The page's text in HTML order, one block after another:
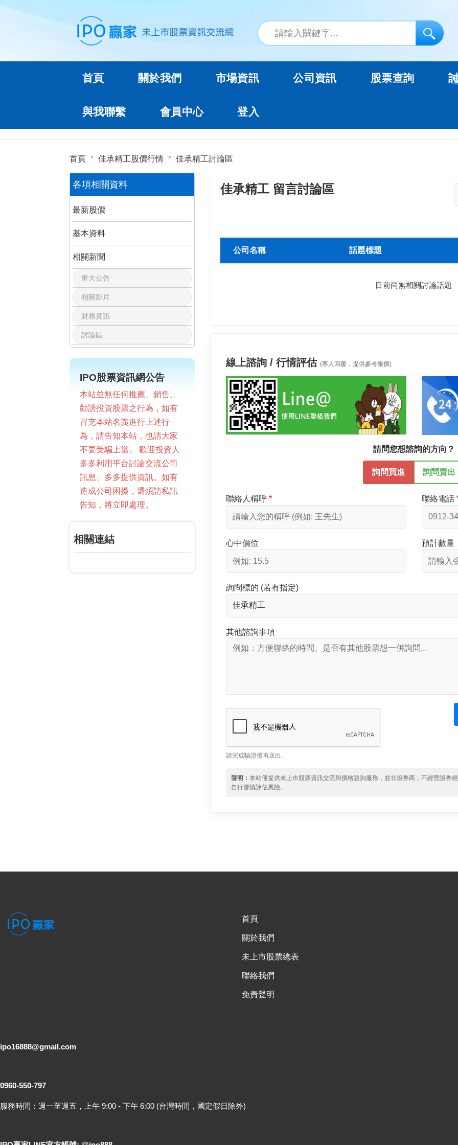
首頁 關於我們 市場資訊 公司資訊 股票查詢
與我聯繫 會員中心 登入
首頁 佳承精工股價行情 佳承精工討論區
各項相關資料
最新股價
基本資料
相關新聞
重大公告
相關影片
財務資訊
討論區
IPO股票資訊網公告
本站並無任何推薦、銷售、
勸誘投資股票之行為，如有
冒充本站名義進行上述行
為，請告知本站，也請大家
不要受騙上當。 歡迎投資人
多多利用平台討論交流公司
訊息、多多提供資訊。如有
造成公司困擾，還煩請私訊
告知，將立即處理。
相關連結
佳承精工 留言討論區
公司名稱 話題標題
目前尚無相關討論話題
線上諮詢 / 行情評估(專人回覆，提供參考報價)
請問您想諮詢的方向？
詢問買進 詢問賣出
聯絡人稱呼 聯絡電話
心中價位 預計數量
詢問標的 (若有指定)
其他諮詢事項
請完成驗證後再送出。
聲明：本站僅提供未上市股票資訊交流與價格諮詢服務，並非證券商，不經營證券
自行審慎評估風險。
首頁
關於我們
未上市股票總表
聯絡我們
免責聲明
ipo16888@gmail.com
0960-550-797
服務時間：週一至週五，上午 9:00 - 下午 6:00 (台灣時間，國定假日除外)